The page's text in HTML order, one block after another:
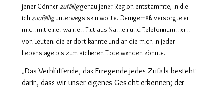
jener Gönnerzufälliggenau jener Region entstammte, in die
ichzuufälligunterwegs sein wollte. Demgemäß versorgte er
mich mit einer wahren Flut aus Namen und Telefonnummern
von Leuten, die er dort kannte und an die mich in jeder
Lebenslage bis zum sicheren Tode wenden könnte.
„Das Verblüffende, das Erregende jedes Zufalls besteht
darin, dass wir unser eigenes Gesicht erkennen; der